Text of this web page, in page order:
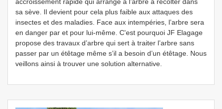
sa sève. Il devient pour cela plus faible aux attaques des
insectes et des maladies. Face aux intempéries, l’arbre sera
en danger par et pour lui-même. C'est pourquoi JF Elagage
propose des travaux d’arbre qui sert à traiter l’arbre sans
passer par un étêtage même s’il a besoin d’un étêtage. Nous
veillons ainsi à trouver une solution alternative.